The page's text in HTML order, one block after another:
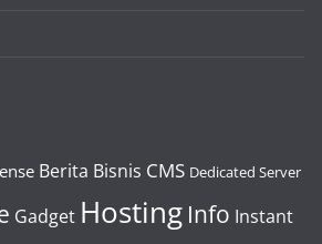
Berita Bisnis CMS Dedicated Server
Gadget Hosting Info Instant